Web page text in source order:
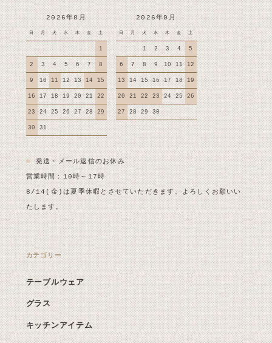
2026年8月
日 月 火 水 木 金 土
1
2 3 4 5 6 7 8
9 10 11 12 13 14 15
16 17 18 19 20 21 22
23 24 25 26 27 28 29
30 31
2026年9月
日 月 火 水 木 金 土
1 2 3 4 5
6 7 8 9 10 11 12
13 14 15 16 17 18 19
20 21 22 23 24 25 26
27 28 29 30
■発送・メール返信のお休み
営業時間：10時～17時
8/14(金)は夏季休暇とさせていただきます。よろしくお願いい
たします。
カテゴリー
テーブルウェア
グラス
キッチンアイテム